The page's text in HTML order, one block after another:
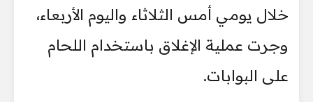
خلال يومي أمس الثلاثاء واليوم الأربعاء،
وجرت عملية الإغلاق باستخدام اللحام
على البوابات.